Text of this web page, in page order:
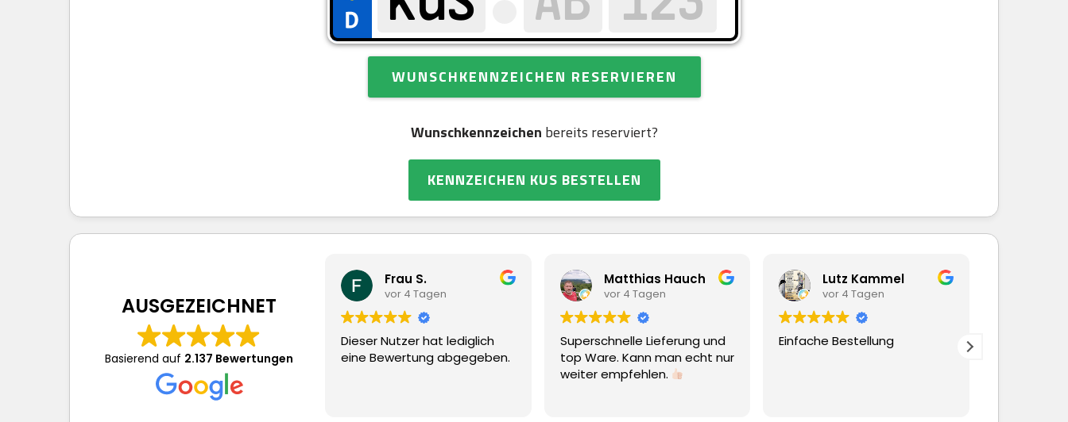
WUNSCHKENNZEICHEN RESERVIEREN
Wunschkennzeichen bereits reserviert?
KENNZEICHEN KUS BESTELLEN
AUSGEZEICHNET
Basierend auf 2.137 Bewertungen
Frau S.
vor 4 Tagen
Dieser Nutzer hat lediglich
eine Bewertung abgegeben.
Matthias Hauch
vor 4 Tagen
Superschnelle Lieferung und
top Ware. Kann man echt nur
weiter empfehlen.
Lutz Kammel
vor 4 Tagen
Einfache Bestellung
Ging alles schnell und
reibungslos